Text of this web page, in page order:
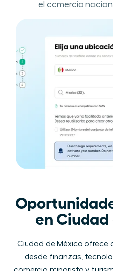
el comercio
en
Ciudad de México ofrece
desde finanzas,